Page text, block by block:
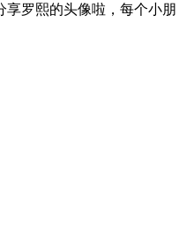
享罗熙的头像啦，每个小朋